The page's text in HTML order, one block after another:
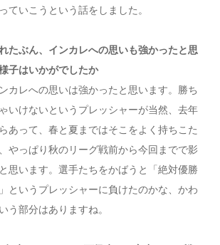
ていこうという話をしました。
たぶん、インカレへの思いも強かったと思
子はいかがでしたか
カレへの思いは強かったと思います。勝ち
いけないというプレッシャーが当然、去年
あって、春と夏まではそこをよく持ちこた
やっぱり秋のリーグ戦前から今回までで影
思います。選手たちをかばうと「絶対優勝
というプレッシャーに負けたのかな、かわ
う部分はありますね。